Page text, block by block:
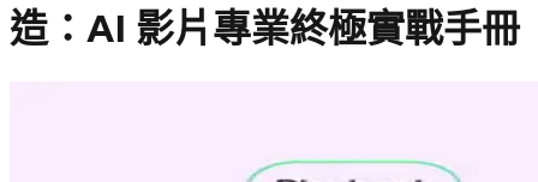
造：AI 影片專業終極實戰手冊